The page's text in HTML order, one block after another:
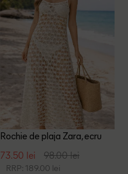
Rochie de plaja Zara, ecru
73.50 lei 98.00 lei
RRP: 189.00 lei